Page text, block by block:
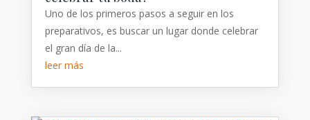
Uno de los primeros pasos a seguir en los
preparativos, es buscar un lugar donde celebrar
el gran día de la...
leer más